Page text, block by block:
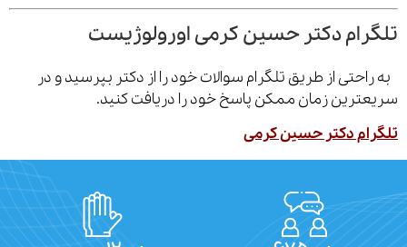
دکتر حسین کرمی اورولوژیست
از طریق تلگرام سوالات خود را از دکتر بپرسید و در
زمان ممکن پاسخ خود را دریافت کنید.
دکتر حسین کرمی